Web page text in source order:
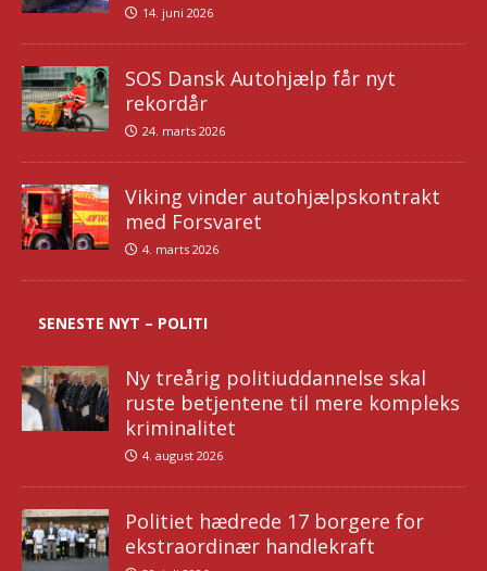
14. juni 2026
SOS Dansk Autohjælp får nyt
rekordår
24. marts 2026
Viking vinder autohjælpskontrakt
med Forsvaret
4. marts 2026
SENESTE NYT – POLITI
Ny treårig politiuddannelse skal
ruste betjentene til mere kompleks
kriminalitet
4. august 2026
Politiet hædrede 17 borgere for
ekstraordinær handlekraft